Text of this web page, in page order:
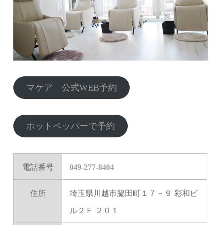
マケア 公式WEB予約
ホットペッパーで予約
電話番号 049-277-8404
住所 埼玉県川越市脇田町１７－９ 彩和ビ
ル２Ｆ ２０１